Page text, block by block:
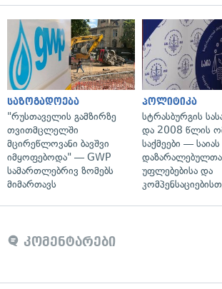
საზოგადოება
"რუსთაველის გამზირზე
თვითმცლელში
მცირეწლოვანი ბავშვი
იმყოფებოდა" — GWP
სამართლებრივ ზომებს
მიმართავს
პოლიტიკა
სტრასბურგის
და 2008 წლის
საქმეები —
დაზარალებულთა
უფლებებისა და
კომენტარები